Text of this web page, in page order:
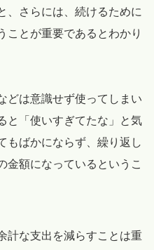
、さらには、続けるために
ことが重要であるとわかり
どは意識せず使ってしまい
と「使いすぎてたな」と気
もばかにならず、繰り返し
金額になっているというこ
計な支出を減らすことは重